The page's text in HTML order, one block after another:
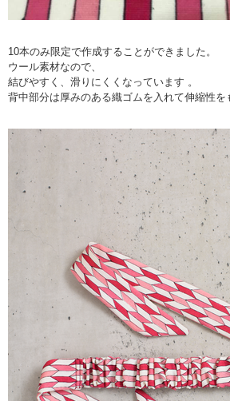
10本のみ限定で作成することができました。
ウール素材なので、
結びやすく、滑りにくくなっています 。
背中部分は厚みのある織ゴムを入れて伸縮性を